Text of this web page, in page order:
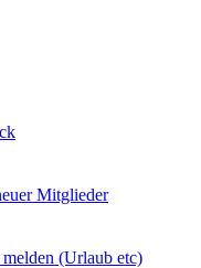
Mitglieder
(Urlaub etc)